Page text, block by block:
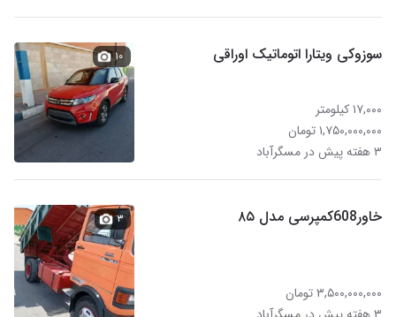
سوزوکی ویتارا اتوماتیک اوراقی
۱۷,۰۰۰ کیلومتر
۱,۷۵۰,۰۰۰,۰۰۰ تومان
۳ هفته پیش در مسگرآباد
۱۰
خاور608کمپرسی مدل ۸۵
۳,۵۰۰,۰۰۰,۰۰۰ تومان
۳